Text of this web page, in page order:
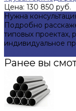
Цена: 130 850 руб.
Нужна
Подробно
типовых проектах,
индивидуальное
Ранее вы